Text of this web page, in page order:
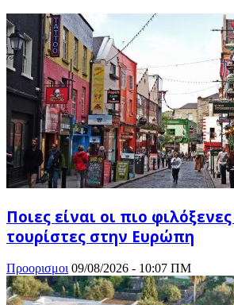
Ποιες είναι οι πιο
τουρίστες στην Ευρώπη
Προορισμοι 09/08/2026 - 10:07 ΠΜ